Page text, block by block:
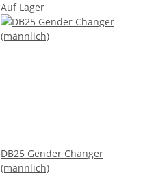
Auf Lager
DB25 Gender Changer
(männlich)